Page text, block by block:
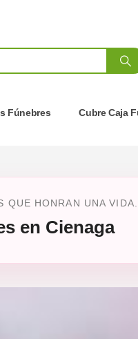
Fúnebres Cubre Caja
QUE HONRAN UNA
en Cienaga